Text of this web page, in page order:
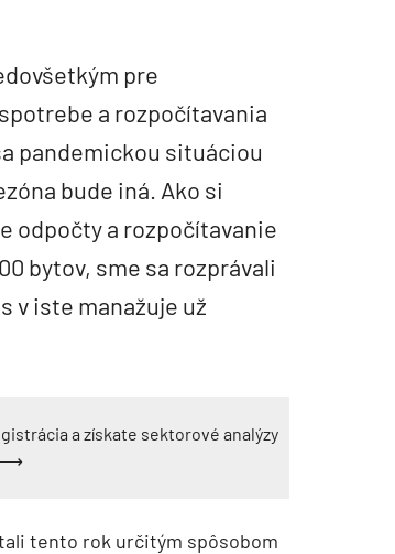
pre
a rozpočítavania
pandemickou situáciou
bude iná. Ako si
odpočty a rozpočítavanie
bytov, sme sa rozprávali
v iste manažuje už
a získate sektorové analýzy
⟶
tento rok určitým spôsobom